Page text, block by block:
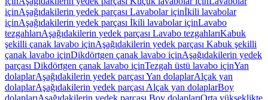
içinAşağıdakilerin yedek parçası Lavabolar içinİkili lavabolar
içinAşağıdakilerin yedek parçası İkili lavabolar içinLavabo
tezgahlarıAşağıdakilerin yedek parçası Lavabo tezgahlarıKabuk
şekilli çanak lavabo içinAşağıdakilerin yedek parçası Kabuk şekilli
çanak lavabo içinDikdörtgen çanak lavabo içinAşağıdakilerin yedek
parçası Dikdörtgen çanak lavabo içinTezgah üstü lavabo içinYan
dolaplarAşağıdakilerin yedek parçası Yan dolaplarAlçak yan
dolaplarAşağıdakilerin yedek parçası Alçak yan dolaplarBoy
dolaplarıAşağıdakilerin yedek parçası Boy dolaplarıOrta yükseklikte